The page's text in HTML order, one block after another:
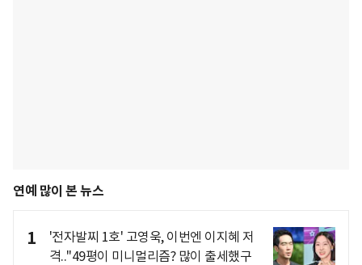
연예 많이 본 뉴스
1
'전자발찌 1호' 고영욱, 이번엔 이지혜 저
격.."49평이 미니멀리즘? 많이 출세했구